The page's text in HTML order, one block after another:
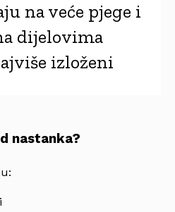
na veće pjege i
dijelovima
izloženi
nastanka?